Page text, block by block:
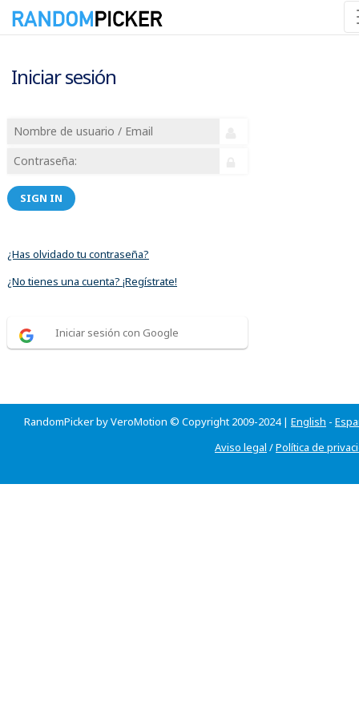
Iniciar sesión
SIGN IN
¿Has olvidado tu contraseña?
¿No tienes una cuenta? ¡Regístrate!
Iniciar sesión con Google
RandomPicker by VeroMotion © Copyright 2009-2024 | English -
Aviso legal /Política de